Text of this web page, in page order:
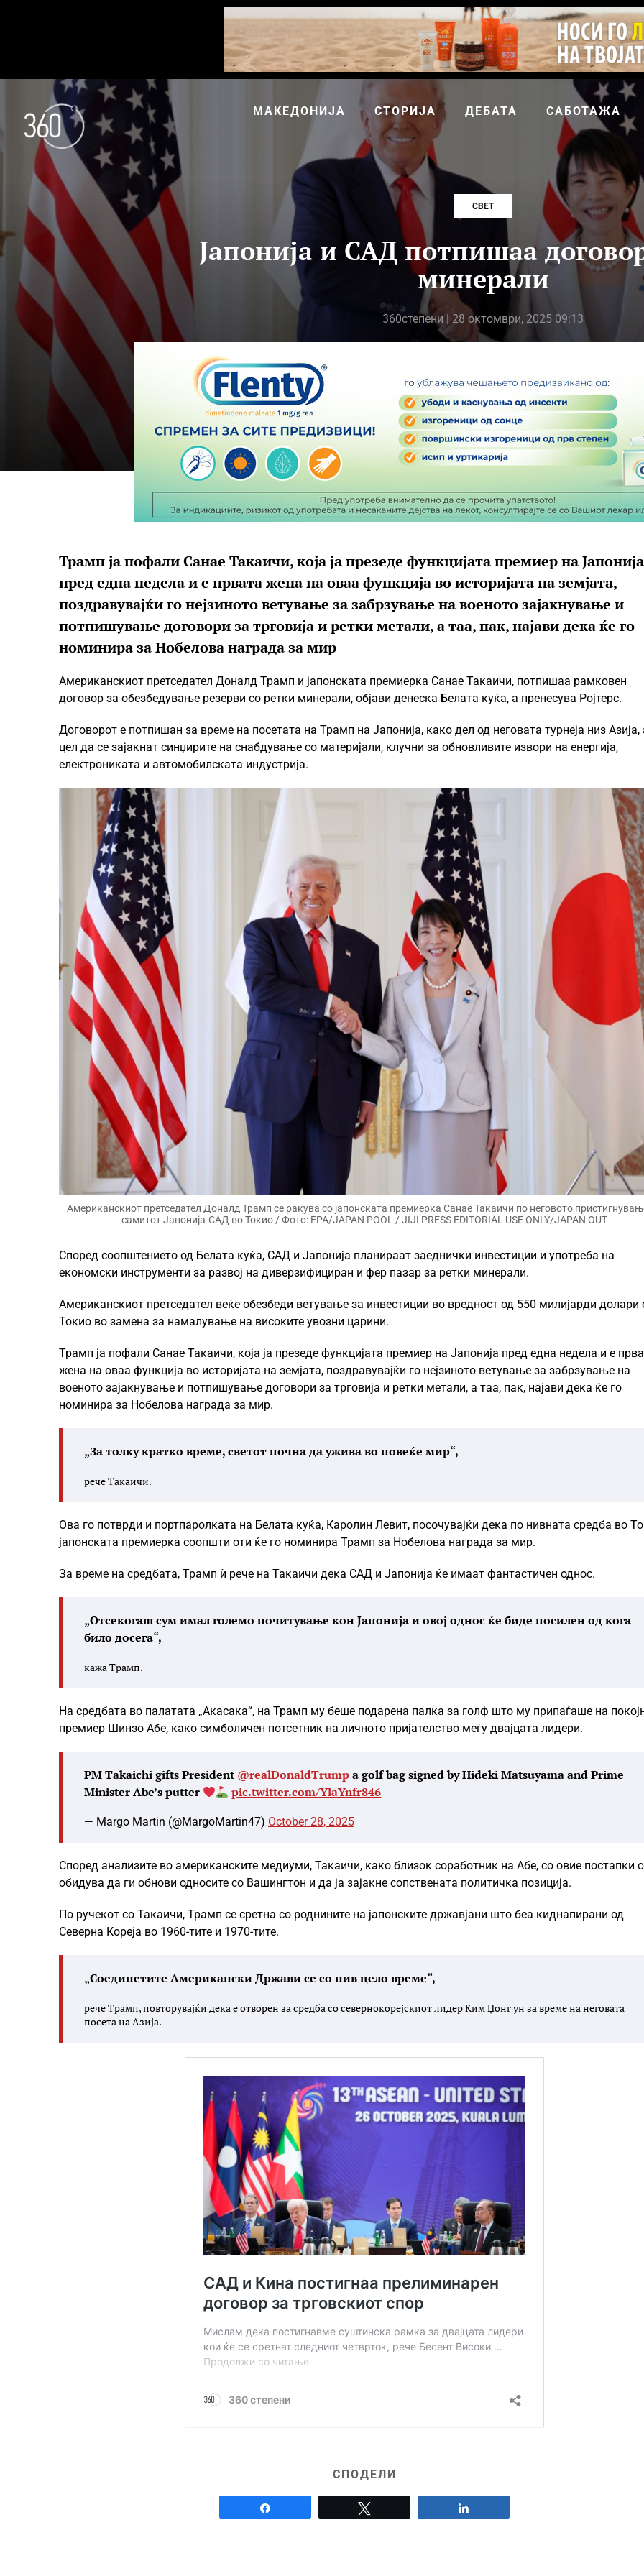
МАКЕДОНИЈА СТОРИЈА ДЕБАТА САБОТАЖА
СВЕТ
Јапонија и САД потпишаа
минерали
360степени | 28 октомври, 2025 09:13
Трамп ја пофали Санае Такаичи, која ја презеде функцијата премиер на Јапонија
пред една недела и е првата жена на оваа функција во историјата на земјата,
поздравувајќи го нејзиното ветување за забрзување на военото зајакнување и
потпишување договори за трговија и ретки метали, а таа, пак, најави дека ќе го
номинира за Нобелова награда за мир
Американскиот претседател Доналд Трамп и јапонската премиерка Санае Такаичи, потпишаа рамковен
договор за обезбедување резерви со ретки минерали, објави денеска Белата куќа, а пренесува Ројтерс.
Договорот е потпишан за време на посетата на Трамп на Јапонија, како дел од неговата турнеја низ Азија,
цел да се зајакнат синџирите на снабдување со материјали, клучни за обновливите извори на енергија,
електрониката и автомобилската индустрија.
Американскиот претседател Доналд Трамп се ракува со јапонската премиерка Санае Такаичи по неговото
самитот Јапонија-САД во Токио / Фото: EPA/JAPAN POOL / JIJI PRESS EDITORIAL USE ONLY/JAPAN OUT
Според соопштението од Белата куќа, САД и Јапонија планираат заеднички инвестиции и употреба на
економски инструменти за развој на диверзифициран и фер пазар за ретки минерали.
Американскиот претседател веќе обезбеди ветување за инвестиции во вредност од 550 милијарди долари
Токио во замена за намалување на високите увозни царини.
Трамп ја пофали Санае Такаичи, која ја презеде функцијата премиер на Јапонија пред една недела и е
жена на оваа функција во историјата на земјата, поздравувајќи го нејзиното ветување за забрзување на
военото зајакнување и потпишување договори за трговија и ретки метали, а таа, пак, најави дека ќе го
номинира за Нобелова награда за мир.
„За толку кратко време, светот почна да ужива во повеќе мир“,
рече Такаичи.
Ова го потврди и портпаролката на Белата куќа, Каролин Левит, посочувајќи дека по нивната средба во
јапонската премиерка соопшти оти ќе го номинира Трамп за Нобелова награда за мир.
За време на средбата, Трамп ѝ рече на Такаичи дека САД и Јапонија ќе имаат фантастичен однос.
„Отсекогаш сум имал големо почитување кон Јапонија и овој однос ќе биде посилен од кога
било досега“,
кажа Трамп.
На средбата во палатата „Акасака“, на Трамп му беше подарена палка за голф што му припаѓаше на
премиер Шинзо Абе, како симболичен потсетник на личното пријателство меѓу двајцата лидери.
PM Takaichi gifts President @realDonaldTrumpa golf bag signed by Hideki Matsuyama and Prime
Minister Abe’s putter
pic.twitter.com/YlaYnfr846
— Margo Martin (@MargoMartin47) October 28, 2025
Според анализите во американските медиуми, Такаичи, како близок соработник на Абе, со овие постапки
обидува да ги обнови односите со Вашингтон и да ја зајакне сопствената политичка позиција.
По ручекот со Такаичи, Трамп се сретна со роднините на јапонските државјани што беа киднапирани од
Северна Кореја во 1960-тите и 1970-тите.
„Соединетите Американски Држави се со нив цело време“,
рече Трамп, повторувајќи дека е отворен за средба со севернокорејскиот лидер Ким Џонг ун за време на неговата
посета на Азија.
СПОДЕЛИ